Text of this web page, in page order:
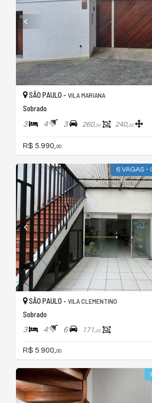
SÃO PAULO - VILA MARIANA
Sobrado
3 4 3 260,00 240,00
R$ 5.990, 00
6 VAGAS -
SÃO PAULO - VILA CLEMENTINO
Sobrado
3 4 6 171,00
R$ 5.900,00